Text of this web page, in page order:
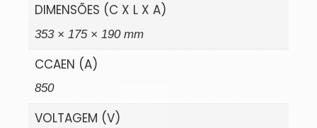
DIMENSÕES (C X L X A)
353 × 175 × 190 mm
CCAEN (A)
850
VOLTAGEM (V)